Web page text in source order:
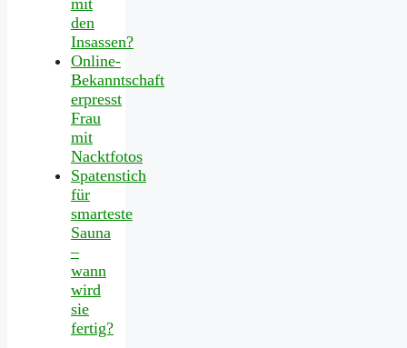
mit
den
Insassen?
Online-
Bekanntschaft
erpresst
Frau
mit
Nacktfotos
Spatenstich
für
smarteste
Sauna
–
wann
wird
sie
fertig?